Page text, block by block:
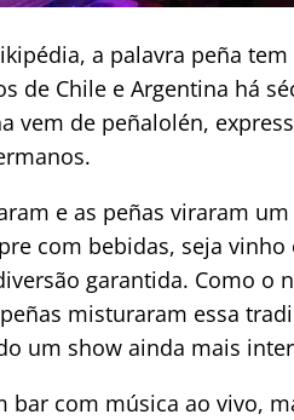
a palavra peña
de Chile e Argentina há
vem de peñalolén,
e as peñas viraram
com bebidas, seja
garantida. Como o
misturaram essa
um show ainda mais
bar com música ao vivo,